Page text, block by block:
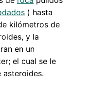
) hasta
kilómetros de
y la
en un
el cual se le